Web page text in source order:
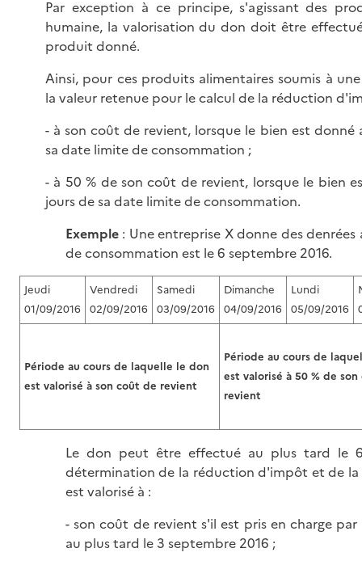
Par exception à ce principe, s'agissant des
humaine, la valorisation du don doit être
produit donné.
Ainsi, pour ces produits alimentaires soumis à
la valeur retenue pour le calcul de la réduction
- à son coût de revient, lorsque le bien est donné
sa date limite de consommation ;
- à 50 % de son coût de revient, lorsque le bien
jours de sa date limite de consommation.
Exemple: Une entreprise X donne des
de consommation est le 6 septembre 2016.
Jeudi
01/09/2016
Vendredi
02/09/2016
Samedi
03/09/2016
Dimanche
04/09/2016
Lundi
05/09/2016
Période au cours de laquelle le don
est valorisé à son coût de revient
Période au cours de
est valorisé à 50 % de
revient
Le don peut être effectué au plus tard le
détermination de la réduction d'impôt et de
est valorisé à :
- son coût de revient s'il est pris en charge
au plus tard le 3 septembre 2016 ;